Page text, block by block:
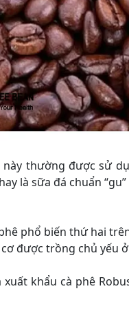
này thường được sử
là sữa đá chuẩn “gu”
phổ biến thứ hai
được trồng chủ yếu
xuất khẩu cà phê